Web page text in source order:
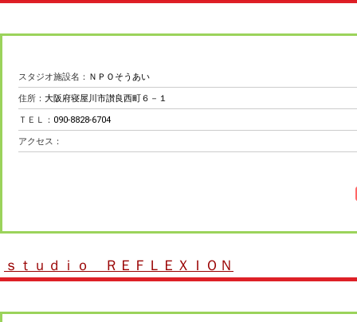
スタジオ施設名： ＮＰＯそうあい
住所： 大阪府寝屋川市讃良西町６－１
ＴＥＬ： 090-8828-6704
アクセス：
ｓｔｕｄｉｏ ＲＥＦＬＥＸＩＯＮ